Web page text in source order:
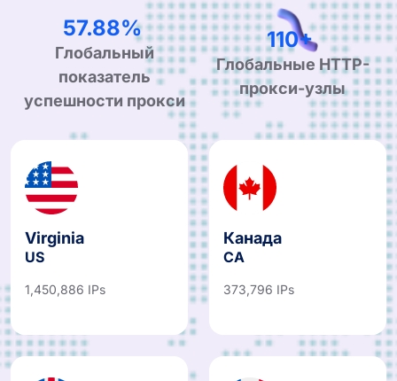
99.90%
Глобальный
показатель
успешности прокси
190+
Глобальные HTTP-
прокси-узлы
Virginia
US
1,450,886 IPs
Канада
CA
373,796 IPs